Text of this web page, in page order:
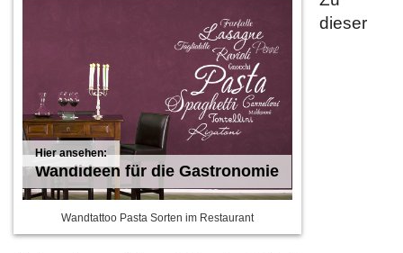
Wandideen für die Gastronomie
Wandtattoo Pasta Sorten im Restaurant
dieser